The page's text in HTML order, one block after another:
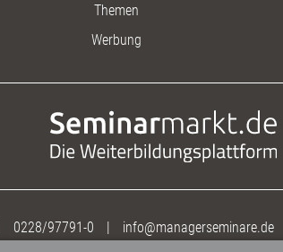
Themen
Werbung
0228/97791-0 | info@managerseminare.de